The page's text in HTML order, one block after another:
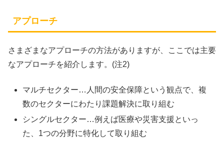
アプローチ
さまざまなアプローチの方法がありますが、ここでは主要
なアプローチを紹介します。(注2)
マルチセクター…人間の安全保障という観点で、複
数のセクターにわたり課題解決に取り組む
シングルセクター…例えば医療や災害支援といっ
た、1つの分野に特化して取り組む